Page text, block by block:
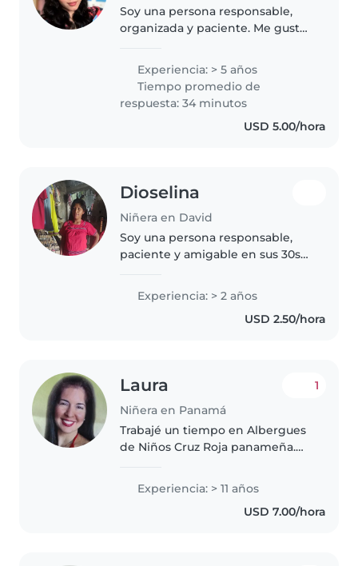
Soy una persona responsable,
organizada y paciente. Me gusta
en equipo y cumplir con mis
responsabilidades de manera
eficiente.
Experiencia: > 5 años
Tiempo promedio de
respuesta: 34 minutos
USD 5.00/hora
Dioselina
Niñera en David
Soy una persona responsable,
paciente y amigable en sus 30s
cuidado de bebés. Me encanta
dibujar y ayudar con las tareas.
Soy madre, lo que me da una..
Experiencia: > 2 años
USD 2.50/hora
Laura
Niñera en Panamá
1
Trabajé un tiempo en Albergues
de Niños Cruz Roja panameña.
docencia y en nutrición clínica
nutrología. Fui catequista de
Experiencia: > 11 años
USD 7.00/hora